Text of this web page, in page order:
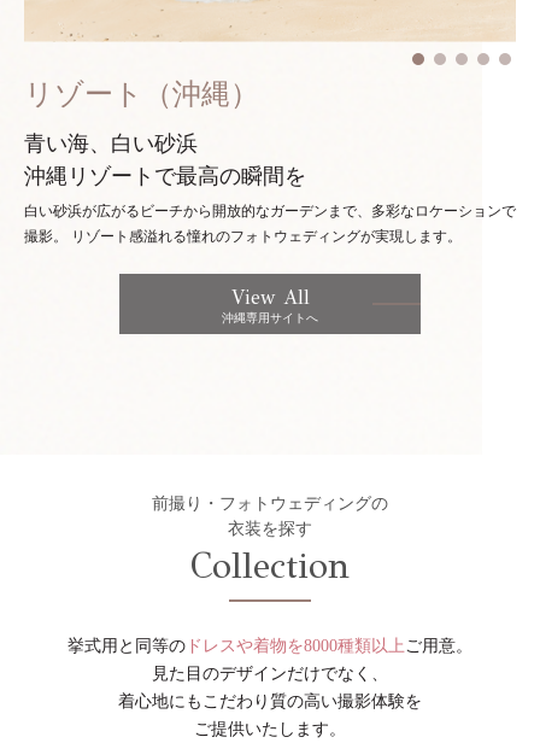
リゾート（沖縄）
青い海、白い砂浜
沖縄リゾートで最高の瞬間を
白い砂浜が広がるビーチから開放的なガーデンまで、多彩なロケーションで
撮影。
リゾート感溢れる憧れのフォトウェディングが実現します。
View All
沖縄専用サイトへ
前撮り・フォトウェディングの
衣装を探す
Collection
挙式用と同等の ドレスや着物を8000種類以上 ご用意。
見た目のデザインだけでなく、
着心地にもこだわり質の高い撮影体験を
ご提供いたします。